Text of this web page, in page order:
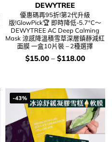
DEWYTREE
優惠碼再95折!第2代升級
版!GlowPick🏆 即時降低-5.7°C～
DEWYTREE AC Deep Calming
Mask 涼感降溫積雪草深層鎮靜減紅
面膜 一盒10片裝 – 2種選擇
價
錢：
$15.00– $118.00
-43%